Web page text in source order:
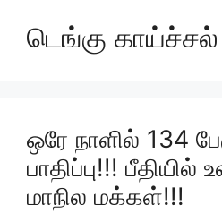
டெங்கு காய்ச்சல்
ஒரே நாளில் 134
பாதிப்பு!!! பீதியில்
மாநில மக்கள்!!!